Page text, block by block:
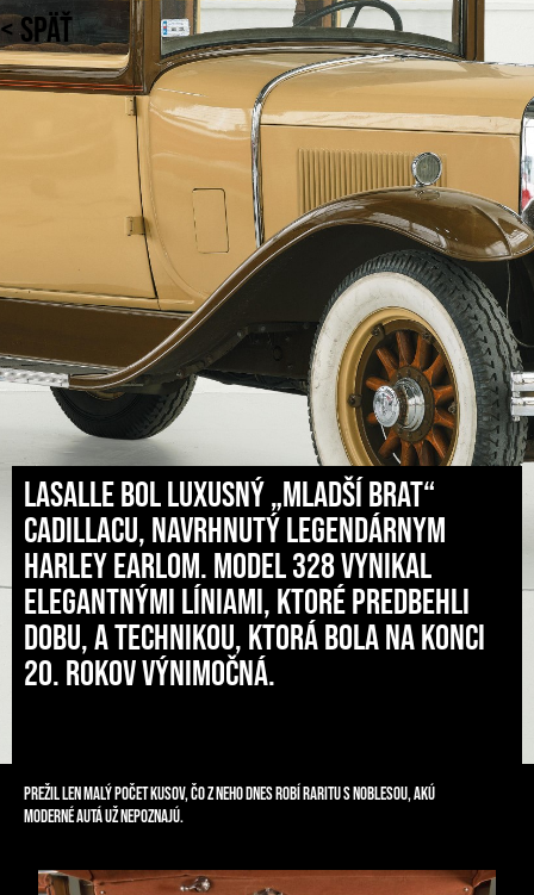
< SPÄŤ
LaSalle bol luxusný „mladší brat“
Cadillacu, navrhnutý legendárnym
Harley Earlom. Model 328 vynikal
elegantnými líniami, ktoré predbehli
dobu, a technikou, ktorá bola na konci
20. rokov výnimočná.
Prežil len malý počet kusov, čo z neho dnes robí raritu s noblesou, akú
moderné autá už nepoznajú.